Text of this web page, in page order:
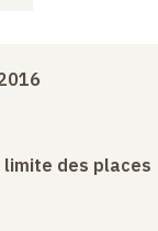
limite des places